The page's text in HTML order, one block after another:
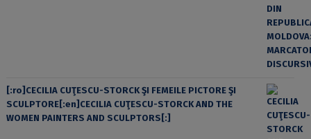
[:ro]CECILIA CUŢESCU-STORCK ŞI FEMEILE PICTORE ŞI
SCULPTORE[:en]CECILIA CUŢESCU-STORCK AND THE
WOMEN PAINTERS AND SCULPTORS[:]